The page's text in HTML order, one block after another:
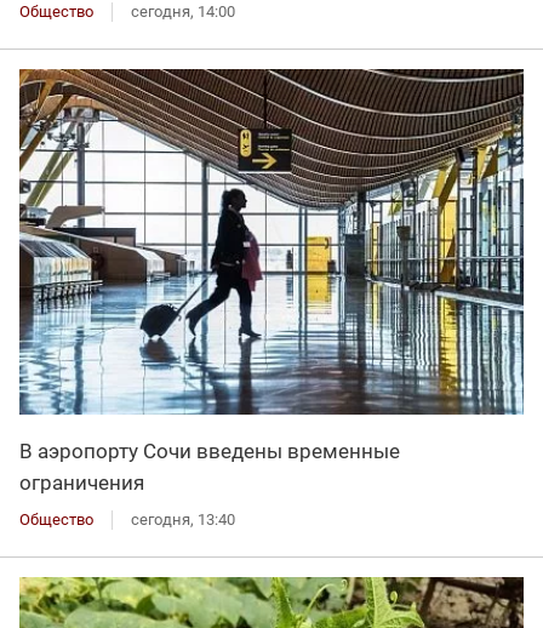
Общество сегодня, 14:00
В аэропорту Сочи введены временные
ограничения
Общество сегодня, 13:40